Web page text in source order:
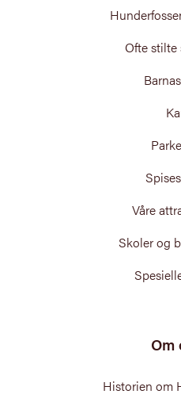
Ofte stilte
Våre
Skoler og
Om
Historien om